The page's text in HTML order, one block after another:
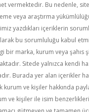
vermektedir. Bu nedenle,
veya araştırma
yazdıkları içeriklerin
bu sorumluluğu kabul
bir marka, kurum veya şahıs
Sitede yalnızca kendi
Burada yer alan içerikler
kurum ve kişiler hakkında
ve kişiler ile isim